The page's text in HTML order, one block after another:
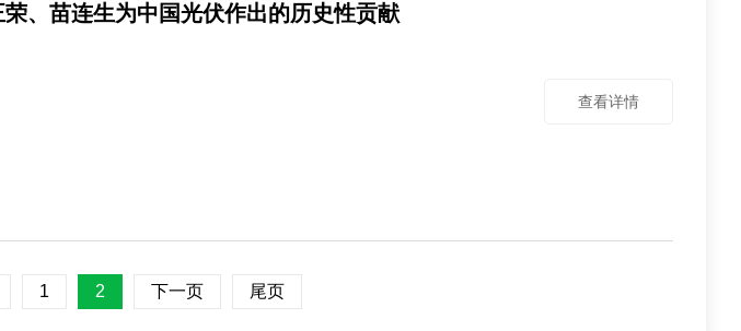
、苗连生为中国光伏作出的历史性贡献
查看详情
1 2 下一页 尾页